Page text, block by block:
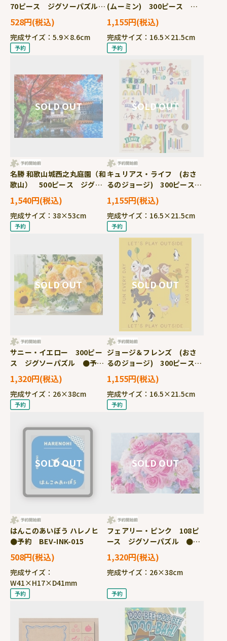
70ピース ジグソーパズル
●予約 YAM-70-91
528円
完成サイズ：5.9×8.6cm
(ムーミン) 300ピース ジ
グソーパズル ●予約
YAM-42-130
1,155円
完成サイズ：16.5×21.5cm
名勝 和歌山城西之丸庭園（和
歌山） 500ピース ジグソ
ーパズル ●予約 YAM-05-
1105
1,540円
完成サイズ：38×53cm
キュリアス・ライフ (おさ
るのジョージ) 300ピース
ジグソーパズル ●予約
YAM-42-129
1,155円
完成サイズ：16.5×21.5cm
サニー・イエロー 300ピー
ス ジグソーパズル ●予
約 YAM-03-970
1,320円
完成サイズ：26×38cm
ジョージ＆フレンズ (おさ
るのジョージ) 300ピース
ジグソーパズル ●予約
YAM-42-128
1,155円
完成サイズ：16.5×21.5cm
はんこのあいぼう ハレノヒ
●予約 BEV-INK-015
508円
完成サイズ：
W41×H17×D41mm
フェアリー・ピンク 108ピ
ース ジグソーパズル ●予
約 YAM-01-2100
1,320円
完成サイズ：26×38cm